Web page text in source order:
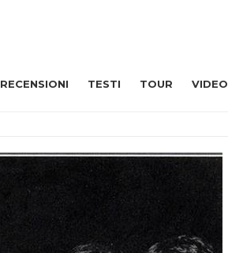
RECENSIONI TESTI TOUR VIDEO